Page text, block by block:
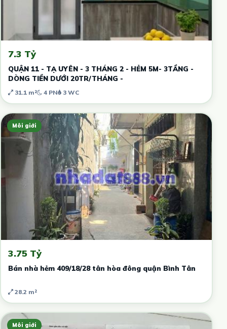
7.3 Tỷ
QUẬN 11 - TẠ UYÊN - 3 THÁNG 2 - HẺM 5M- 3TẦNG -
DÒNG TIỀN DƯỚI 20TR/THÁNG -
31.1 m² 4 PN 3 WC
Môi giới
3.75 Tỷ
Bán nhà hẻm 409/18/28 tân hòa đông quận Bình Tân
28.2 m²
Môi giới